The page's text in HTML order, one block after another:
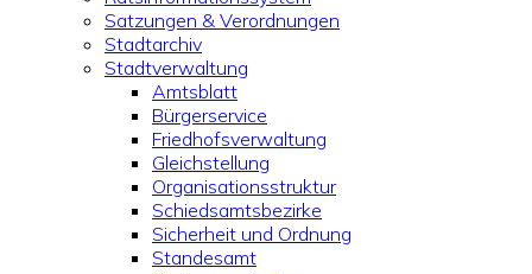
Satzungen & Verordnungen
Stadtarchiv
Stadtverwaltung
Amtsblatt
Bürgerservice
Friedhofsverwaltung
Gleichstellung
Organisationsstruktur
Schiedsamtsbezirke
Sicherheit und Ordnung
Standesamt